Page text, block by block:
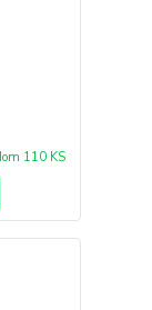
110 KS